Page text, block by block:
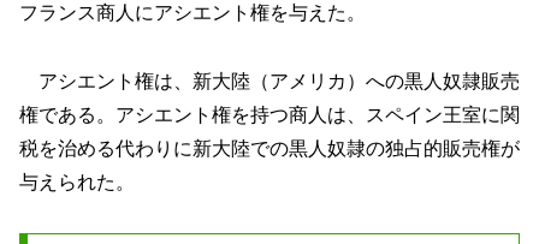
フランス商人にアシエント権を与えた。
アシエント権は、新大陸（アメリカ）への黒人奴隷販売
権である。アシエント権を持つ商人は、スペイン王室に関
税を治める代わりに新大陸での黒人奴隷の独占的販売権が
与えられた。